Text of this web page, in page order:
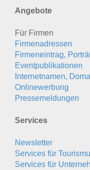
Angebote
Für Firmen
Firmenadressen
Firmeneintrag,
Eventpublikationen
Internetnamen,
Onlinewerbung
Pressemeldungen
Services
Newsletter
Services für
Services für